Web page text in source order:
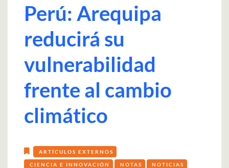
Perú: Arequipa
reducirá su
vulnerabilidad
frente al cambio
climático
ARTÍCULOS EXTERNOS
CIENCIA E INNOVACIÓN NOTAS NOTICIAS